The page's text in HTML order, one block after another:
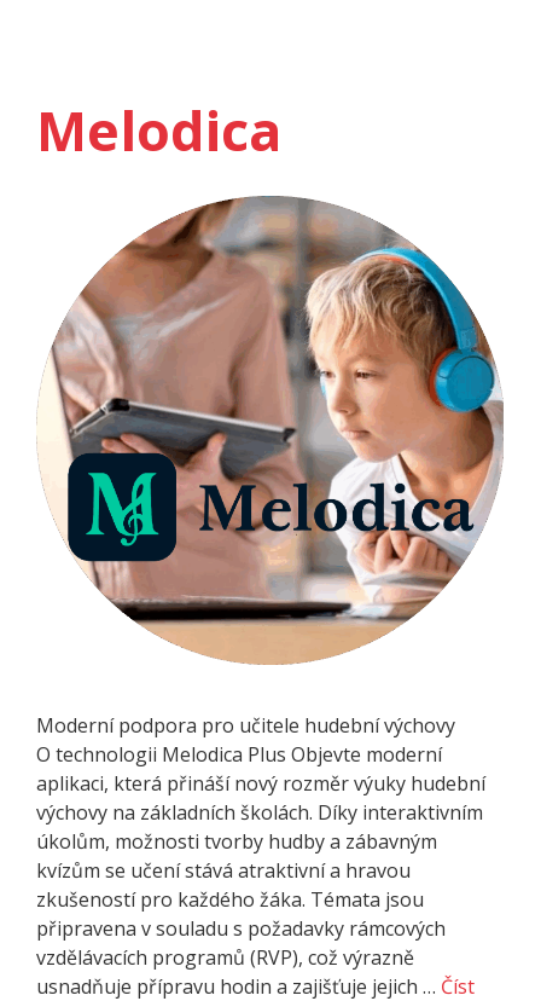
Melodica
Moderní podpora pro učitele hudební výchovy
O technologii Melodica Plus Objevte moderní
aplikaci, která přináší nový rozměr výuky hudební
výchovy na základních školách. Díky interaktivním
úkolům, možnosti tvorby hudby a zábavným
kvízům se učení stává atraktivní a hravou
zkušeností pro každého žáka. Témata jsou
připravena v souladu s požadavky rámcových
vzdělávacích programů (RVP), což výrazně
usnadňuje přípravu hodin a zajišťuje jejich … Číst